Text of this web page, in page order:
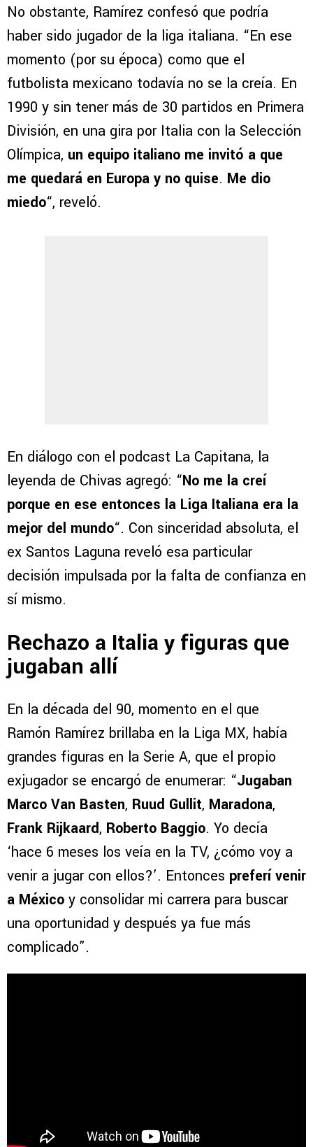
No obstante, Ramírez confesó que podría
haber sido jugador de la liga italiana. “En ese
momento (por su época) como que el
futbolista mexicano todavía no se la creía. En
1990 y sin tener más de 30 partidos en Primera
División, en una gira por Italia con la Selección
Olímpica, un equipo italiano me invitó a que
me quedará en Europa y no quise. Me dio
miedo“, reveló.
En diálogo con el podcast La Capitana, la
leyenda de Chivas agregó: “No me la creí
porque en ese entonces la Liga Italiana era la
mejor del mundo“. Con sinceridad absoluta, el
ex Santos Laguna reveló esa particular
decisión impulsada por la falta de confianza en
sí mismo.
Rechazo a Italia y figuras que
jugaban allí
En la década del 90, momento en el que
Ramón Ramírez brillaba en la Liga MX, había
grandes figuras en la Serie A, que el propio
exjugador se encargó de enumerar: “Jugaban
Marco Van Basten, Ruud Gullit, Maradona,
Frank Rijkaard, Roberto Baggio. Yo decía
‘hace 6 meses los veía en la TV, ¿cómo voy a
venir a jugar con ellos?’. Entonces preferí venir
a México y consolidar mi carrera para buscar
una oportunidad y después ya fue más
complicado”.